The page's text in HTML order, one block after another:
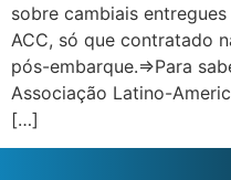
sobre cambiais
ACC, só que contratado
pós-embarque.=>Para
Associação Latino-
[…]